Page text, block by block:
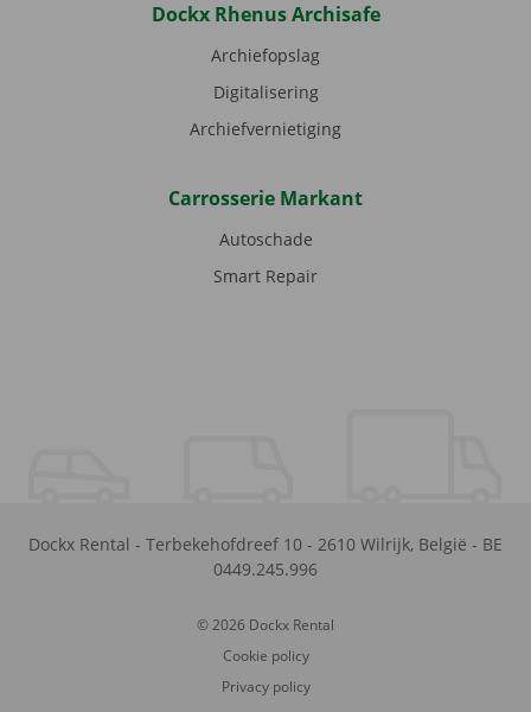
Dockx Rhenus Archisafe
Archiefopslag
Digitalisering
Archiefvernietiging
Carrosserie Markant
Autoschade
Smart Repair
Dockx Rental - Terbekehofdreef 10 - 2610 Wilrijk, België - BE
0449.245.996
© 2026 Dockx Rental
Cookie policy
Privacy policy